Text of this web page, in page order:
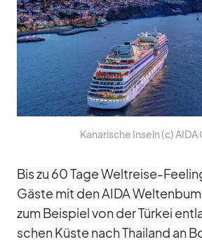
Ka­na­ri­sche In­seln (c) AIDA
Bis zu 60 Tage Welt­reise-
Gäste mit den AIDA
zum Bei­spiel von der Tür­kei
schen Küste nach Thai­land an